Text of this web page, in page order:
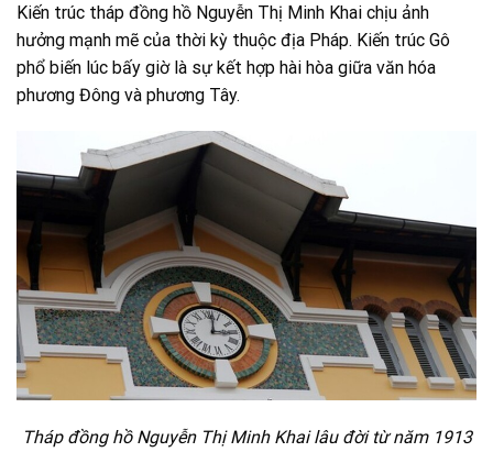
Kiến trúc tháp đồng hồ Nguyễn Thị Minh Khai chịu ảnh
hưởng mạnh mẽ của thời kỳ thuộc địa Pháp. Kiến trúc Gô
phổ biến lúc bấy giờ là sự kết hợp hài hòa giữa văn hóa
phương Đông và phương Tây.
Tháp đồng hồ Nguyễn Thị Minh Khai lâu đời từ năm 1913